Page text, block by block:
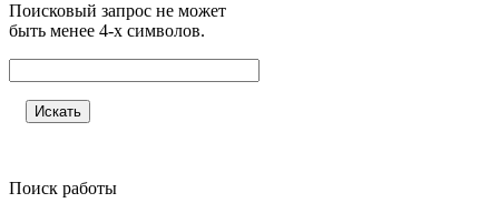
Поисковый запрос не может
быть менее 4-х символов.
Поиск работы